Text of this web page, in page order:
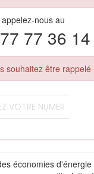
appelez-nous au
77 36 14
souhaitez être rappelé
économies d'énergie